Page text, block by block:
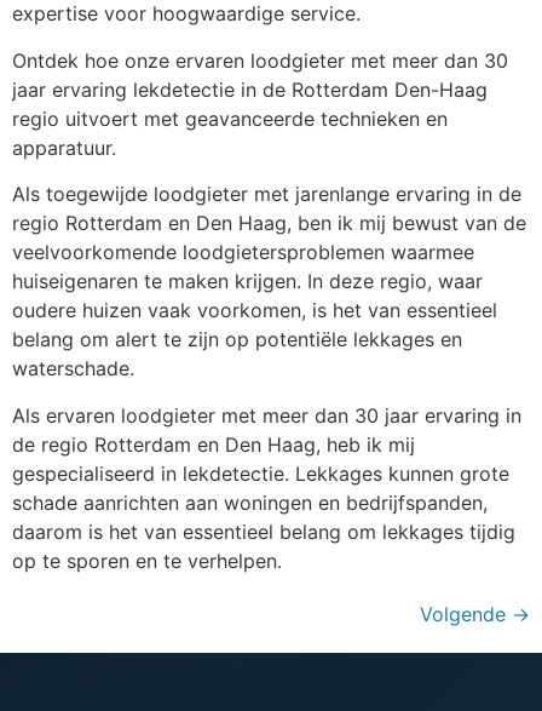
expertise voor hoogwaardige service.
Ontdek hoe onze ervaren loodgieter met meer dan 30
jaar ervaring lekdetectie in de Rotterdam Den-Haag
regio uitvoert met geavanceerde technieken en
apparatuur.
Als toegewijde loodgieter met jarenlange ervaring in de
regio Rotterdam en Den Haag, ben ik mij bewust van de
veelvoorkomende loodgietersproblemen waarmee
huiseigenaren te maken krijgen. In deze regio, waar
oudere huizen vaak voorkomen, is het van essentieel
belang om alert te zijn op potentiële lekkages en
waterschade.
Als ervaren loodgieter met meer dan 30 jaar ervaring in
de regio Rotterdam en Den Haag, heb ik mij
gespecialiseerd in lekdetectie. Lekkages kunnen grote
schade aanrichten aan woningen en bedrijfspanden,
daarom is het van essentieel belang om lekkages tijdig
op te sporen en te verhelpen.
Volgende →